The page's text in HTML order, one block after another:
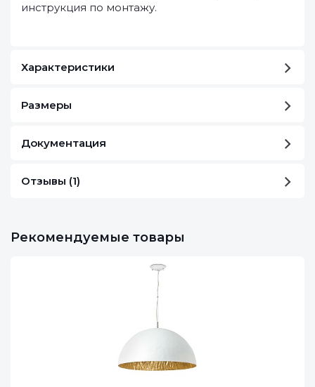
инструкция по монтажу.
Характеристики
Размеры
Документация
Отзывы (1)
Рекомендуемые товары